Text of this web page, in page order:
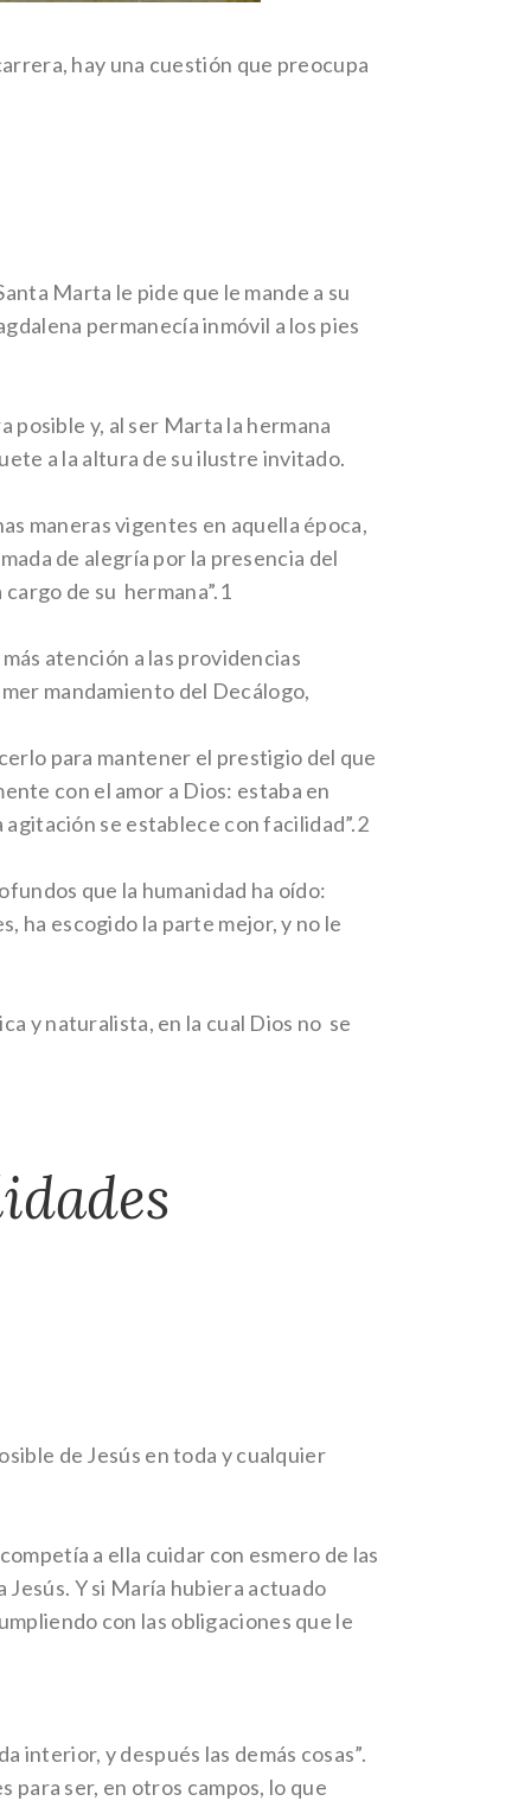
hay una cuestión que preocupa
Marta le pide que le mande a su
permanecía inmóvil a los pies
posible y, al ser Marta la hermana
a la altura de su ilustre invitado.
maneras vigentes en aquella época,
de alegría por la presencia del
de su hermana”.1
atención a las providencias
mandamiento del Decálogo,
para mantener el prestigio del que
con el amor a Dios: estaba en
se establece con facilidad”.2
que la humanidad ha oído:
ha escogido la parte mejor, y no le
y naturalista, en la cual Dios no se
de Jesús en toda y cualquier
a ella cuidar con esmero de las
Y si María hubiera actuado
con las obligaciones que le
interior, y después las demás cosas”.
para ser, en otros campos, lo que